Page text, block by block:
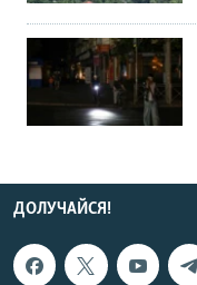
ДОЛУЧАЙСЯ!